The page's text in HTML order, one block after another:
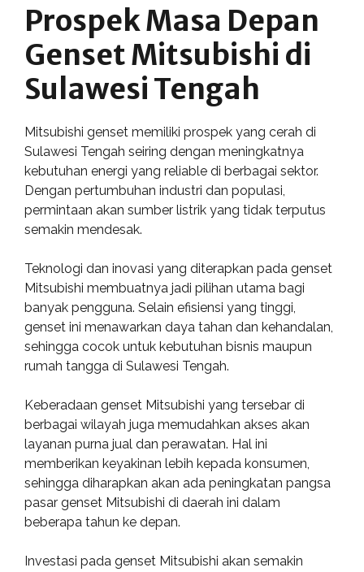
Prospek Masa Depan
Genset Mitsubishi di
Sulawesi Tengah
Mitsubishi genset memiliki prospek yang cerah di
Sulawesi Tengah seiring dengan meningkatnya
kebutuhan energi yang reliable di berbagai sektor.
Dengan pertumbuhan industri dan populasi,
permintaan akan sumber listrik yang tidak terputus
semakin mendesak.
Teknologi dan inovasi yang diterapkan pada genset
Mitsubishi membuatnya jadi pilihan utama bagi
banyak pengguna. Selain efisiensi yang tinggi,
genset ini menawarkan daya tahan dan kehandalan,
sehingga cocok untuk kebutuhan bisnis maupun
rumah tangga di Sulawesi Tengah.
Keberadaan genset Mitsubishi yang tersebar di
berbagai wilayah juga memudahkan akses akan
layanan purna jual dan perawatan. Hal ini
memberikan keyakinan lebih kepada konsumen,
sehingga diharapkan akan ada peningkatan pangsa
pasar genset Mitsubishi di daerah ini dalam
beberapa tahun ke depan.
Investasi pada genset Mitsubishi akan semakin